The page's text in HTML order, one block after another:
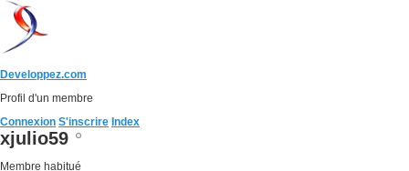
Developpez.com
Profil d'un membre
Connexion S'inscrire Index
xjulio59
Membre habitué